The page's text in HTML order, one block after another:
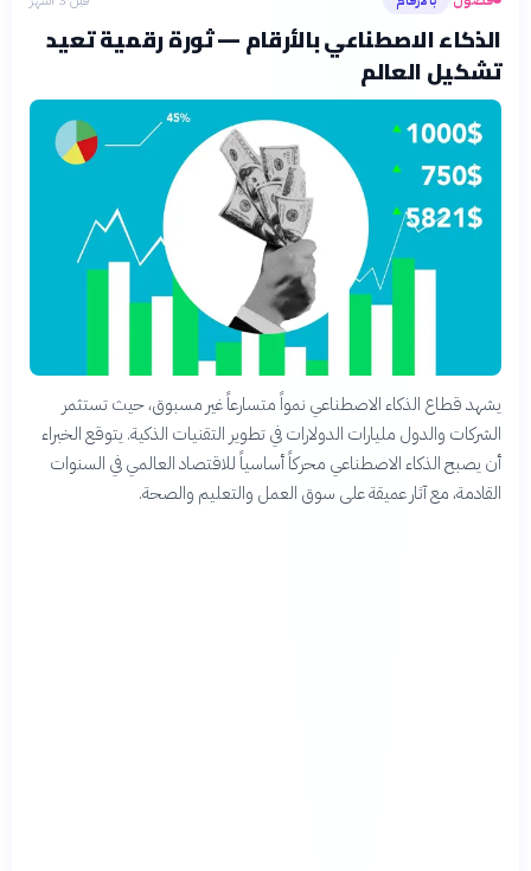
الذكاء الاصطناعي بالأرقام — ثورة رقمية تعيد
تشكيل العالم
يشهد قطاع الذكاء الاصطناعي نمواً متسارعاً غير مسبوق، حيث تستثمر
الشركات والدول مليارات الدولارات في تطوير التقنيات الذكية. يتوقع الخبراء
أن يصبح الذكاء الاصطناعي محركاً أساسياً للاقتصاد العالمي في السنوات
القادمة، مع آثار عميقة على سوق العمل والتعليم والصحة.